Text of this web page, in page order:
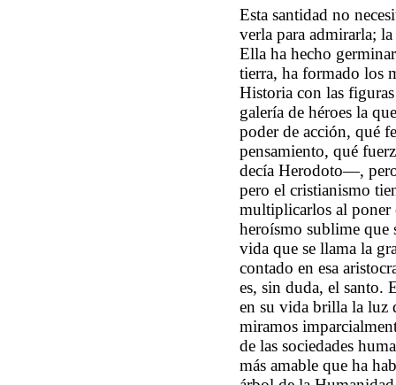
Esta santidad no
verla para admirarla;
Ella ha hecho
tierra, ha formado los
Historia con las
galería de héroes la
poder de acción, qué
pensamiento, qué
decía Herodoto—,
pero el cristianismo
multiplicarlos al poner
heroísmo sublime que
vida que se llama la
contado en esa
es, sin duda, el santo.
en su vida brilla la luz
miramos
de las sociedades
más amable que ha